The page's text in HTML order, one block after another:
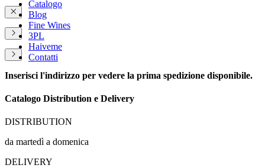
Catalogo
Blog
Fine Wines
3PL
Haiveme
Contatti
Inserisci l'indirizzo per vedere la prima spedizione disponibile.
Catalogo Distribution e Delivery
DISTRIBUTION
da martedì a domenica
DELIVERY